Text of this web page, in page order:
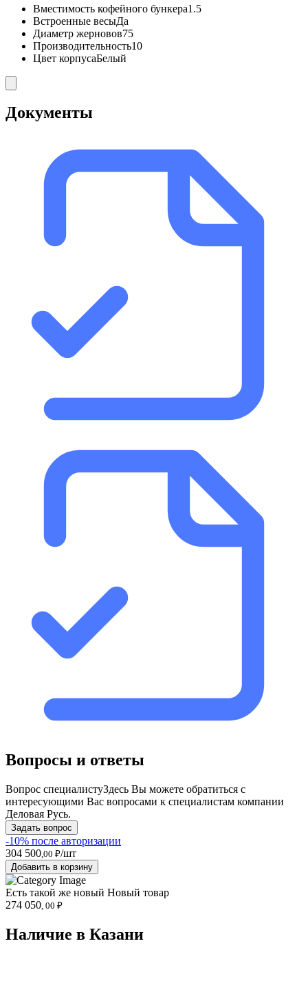
Вместимость кофейного бункера1.5
Встроенные весыДа
Диаметр жерновов75
Производительность10
Цвет корпусаБелый
Документы
Вопросы и ответы
Вопрос специалистуЗдесь Вы можете обратиться с
интересующими Вас вопросами к специалистам компании
Деловая Русь.
Задать вопрос
-10% после авторизации
304 500,00 ₽/шт
Добавить в корзину
Есть такой же новый Новый товар
274 050, 00 ₽
Наличие в Казани